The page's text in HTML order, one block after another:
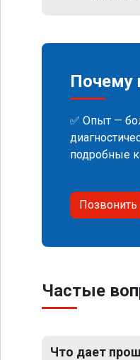
Почему
✅ Опыт —
подробные
Позвонить
Частые
Что дает